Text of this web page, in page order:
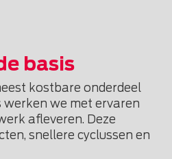
basis
kostbare onderdeel
werken we met ervaren
afleveren. Deze
snellere cyclussen en